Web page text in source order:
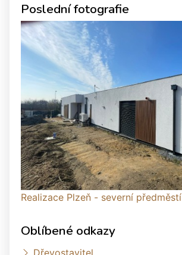
Poslední fotografie
Realizace Plzeň - severní předměstí
Oblíbené odkazy
Dřevostavitel